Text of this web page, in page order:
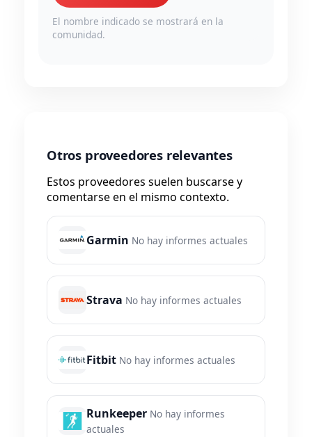
El nombre indicado se mostrará en la
comunidad.
Otros proveedores relevantes
Estos proveedores suelen buscarse y
comentarse en el mismo contexto.
Garmin No hay informes actuales
Strava No hay informes actuales
Fitbit No hay informes actuales
Runkeeper No hay informes
actuales